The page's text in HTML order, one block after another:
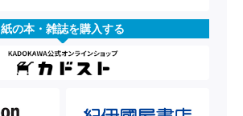
紙の本・雑誌を購入する